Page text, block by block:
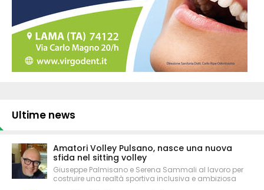
Ultime news
Amatori Volley Pulsano, nasce una nuova
sfida nel sitting volley
Giuseppe Palmisano e Serena Sammali al lavoro per
costruire una realtà sportiva inclusiva e ambiziosa